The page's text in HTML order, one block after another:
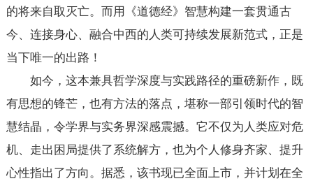
的将来自取灭亡。而用《道德经》智慧构建一套贯通古
今、连接身心、融合中西的人类可持续发展新范式，正是
当下唯一的出路！
如今，这本兼具哲学深度与实践路径的重磅新作，既
有思想的锋芒，也有方法的落点，堪称一部引领时代的智
慧结晶，令学界与实务界深感震撼。它不仅为人类应对危
机、走出困局提供了系统解方，也为个人修身齐家、提升
心性指出了方向。据悉，该书现已全面上市，并计划在全